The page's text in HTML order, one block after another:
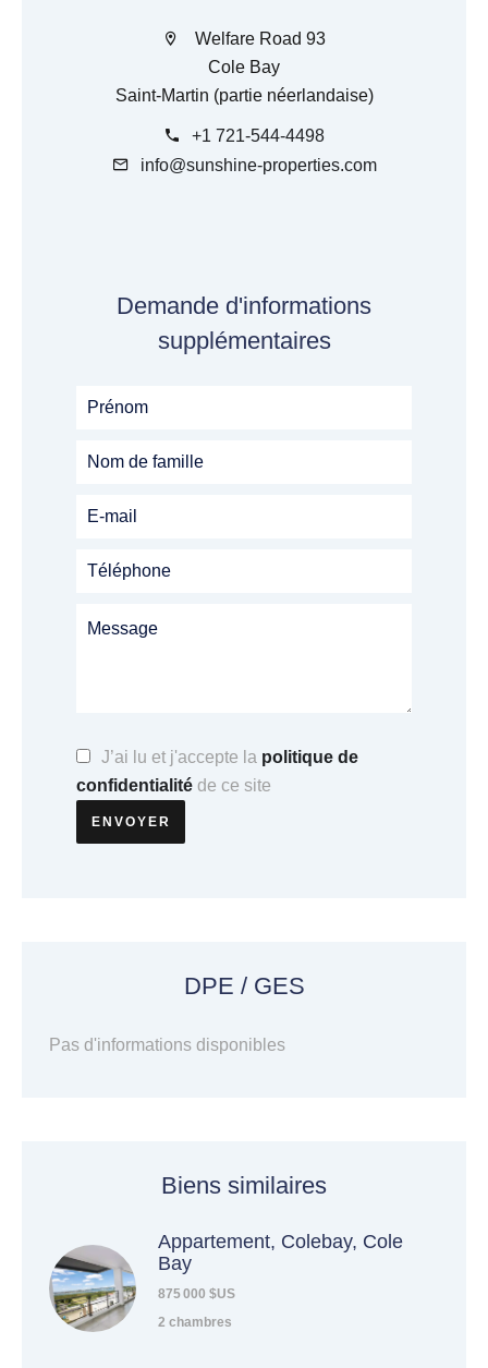
Welfare Road 93
Cole Bay
Saint-Martin (partie néerlandaise)
+1 721-544-4498
info@sunshine-properties.com
Demande d'informations
supplémentaires
J’ai lu et j'accepte la politique de
confidentialité de ce site
ENVOYER
DPE / GES
Pas d'informations disponibles
Biens similaires
Appartement, Colebay, Cole
Bay
875 000 $US
2 chambres